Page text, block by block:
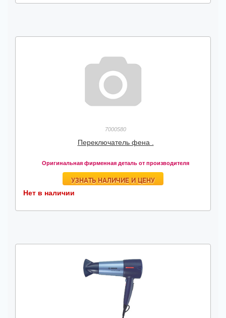
7000580
Переключатель фена .
Оригинальная фирменная деталь от производителя
УЗНАТЬ НАЛИЧИЕ И ЦЕНУ
Нет в наличии